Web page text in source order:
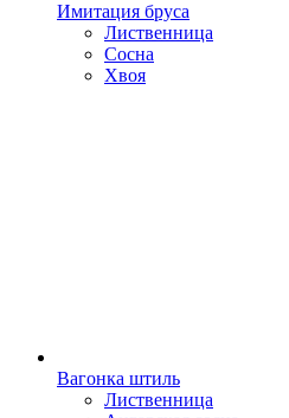
Имитация бруса
Лиственница
Сосна
Хвоя
Вагонка штиль
Лиственница